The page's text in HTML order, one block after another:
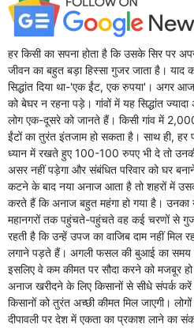
हर किसी का सपना होता है कि उसके सिर पर
जीवन का बहुत बड़ा हिस्सा गुजर जाता है। याद
सिद्धांत दिया था-'एक ईंट, एक रुपया'। अगर
को बेघर न रहना पड़े। गांवों में यह सिद्धांत
लोग एक-दूसरे को जानते हैं। किसी गांव में 2,000
ईंटों का तुरंत इंतजाम हो सकता है। साथ ही, हर
ध्यान में रखते हुए 100-100 रुपए भी दे तो
असर नहीं पड़ेगा और संबंधित परिवार को घर
कटने के बाद नया अनाज आता है तो शहरों में
करते हैं कि अनाज बहुत महंगा हो गया है।
महानगरों तक पहुंचते-पहुंचते वह कई चरणों से
रहती है कि उन्हें उपज का वाजिब दाम नहीं मिल
लगाने पड़ते हैं। अगली फसल की बुआई का समय
इसलिए वे कम कीमत पर सौदा करने को मजबूर
अनाज खरीदने के लिए किसानों से सीधे संपर्क करें
किसानों को तुरंत अच्छी कीमत मिल जाएगी।
दीपावली पर देश में एकता का प्रकाश लाने का